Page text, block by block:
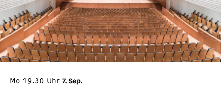
Mo 19.30 Uhr 7. Sep.